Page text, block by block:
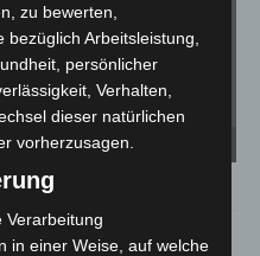
ist eingebraut. - Foto: Matthias Falk /
zu bewerten,
Arbeitsleistung,
persönlicher
Verhalten,
dieser natürlichen
vorherzusagen.
Verarbeitung
in einer Weise, auf welche